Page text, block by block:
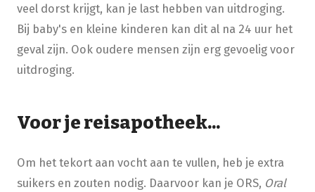
veel dorst krijgt, kan je last hebben van uitdroging.
Bij baby's en kleine kinderen kan dit al na 24 uur het
geval zijn. Ook oudere mensen zijn erg gevoelig voor
uitdroging.
Voor je reisapotheek...
Om het tekort aan vocht aan te vullen, heb je extra
suikers en zouten nodig. Daarvoor kan je ORS, Oral